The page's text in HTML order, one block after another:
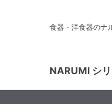
食器・洋食器のナ
NARUMI シ